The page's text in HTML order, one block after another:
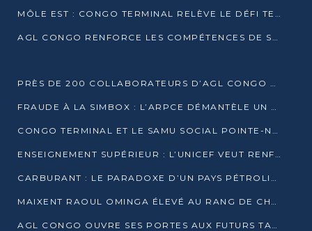
MÔLE EST : CONGO TERMINAL RELÈVE LE DÉFI TECHNIQUE DES SABLES BITUMINEUX
AGL CONGO RENFORCE LES COMPÉTENCES DE SES ÉQUIPES AVEC LA CERTIFICATION CACES® R483
PRÈS DE 200 COLLABORATEURS D’AGL CONGO EN FORMATION JUSQU’EN JUILLET
FRAUDE À LA SIMBOX : L’ARPCE DÉMANTÈLE UN RÉSEAU UTILISANT DES CARTES SIM OUGANDAISES
CONGO TERMINAL ET LE SAMU SOCIAL POINTE-NOIRE RENOUVELLENT LEUR PARTENARIAT EN FAVEUR DES JEUNES VULNÉRABLES
ENSEIGNEMENT SUPÉRIEUR : L’UNICEF VEUT RENFORCER LA RECHERCHE SUR LES QUESTIONS DE L’ENFANCE
CARBURANT : LE PARADOXE D’UN PAYS PÉTROLIER CONFRONTÉ À DES PÉNURIES RÉCURRENTES
MAIXENT RAOUL OMINGA ÉLEVÉ AU RANG DE CHEVALIER DE L’ORDRE DE L’AMITIÉ ENTRE LA RUSSIE ET LE CONGO
AGL CONGO OUVRE SES PORTES AUX FUTURS TALENTS DE LA LOGISTIQUE